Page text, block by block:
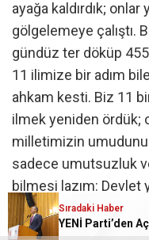
ayağa kaldırdık; onlar
gölgelemeye çalıştı.
gündüz ter döküp
11 ilimize bir adım
ahkam kesti. Biz 11
ilmek yeniden ördük;
milletimizin umudunu
sadece umutsuzluk
bilmesi lazım: Devlet
yükünü omuzlamak,
sosyal medyadan şov
Sıradaki Haber
YENİ Parti’den